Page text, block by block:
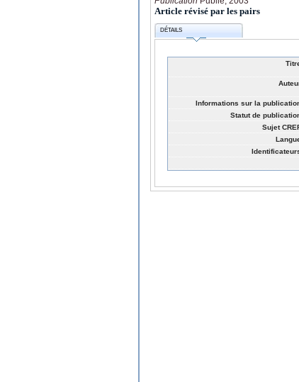
Article révisé par les pairs
DÉTAILS
Informations sur la
Statut de
Sujet